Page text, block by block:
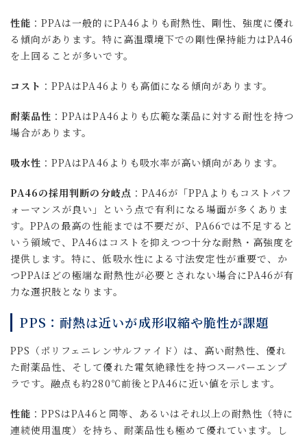
性能 ：PPAは一般的にPA46よりも耐熱性、剛性、強度に優れ
る傾向があります。特に高温環境下での剛性保持能力はPA46
を上回ることが多いです。
コスト ：PPAはPA46よりも高価になる傾向があります。
耐薬品性 ：PPAはPA46よりも広範な薬品に対する耐性を持つ
場合があります。
吸水性 ：PPAはPA46よりも吸水率が高い傾向があります。
PA46の採用判断の分岐点 ：PA46が「PPAよりもコストパフ
ォーマンスが良い」という点で有利になる場面が多くありま
す。PPAの最高の性能までは不要だが、PA66では不足すると
いう領域で、PA46はコストを抑えつつ十分な耐熱・高強度を
提供します。特に、低吸水性による寸法安定性が重要で、か
つPPAほどの極端な耐熱性が必要とされない場合にPA46が有
力な選択肢となります。
PPS：耐熱は近いが成形収縮や脆性が課題
PPS（ポリフェニレンサルファイド）は、高い耐熱性、優れ
た耐薬品性、そして優れた電気絶縁性を持つスーパーエンプ
ラです。融点も約280℃前後とPA46に近い値を示します。
性能 ：PPSはPA46と同等、あるいはそれ以上の耐熱性（特に
連続使用温度）を持ち、耐薬品性も極めて優れています。し